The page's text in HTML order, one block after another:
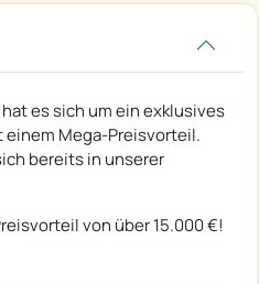
hat es sich um ein exklusives
Mega-Preisvorteil.
bereits in unserer
von über 15.000 €!